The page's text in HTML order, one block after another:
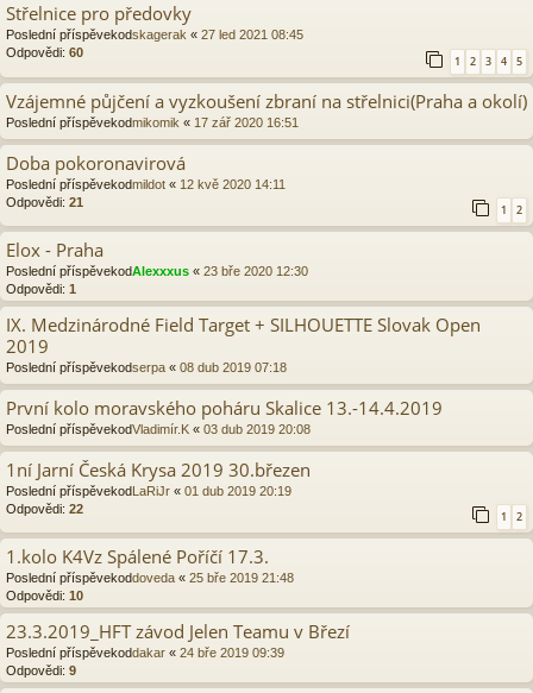
Střelnice pro předovky
Poslední příspěvekodskagerak « 27 led 2021 08:45
Odpovědi: 60
1 2 3 4 5
Vzájemné půjčení a vyzkoušení zbraní na střelnici(Praha a okolí)
Poslední příspěvekodmikomik « 17 zář 2020 16:51
Doba pokoronavirová
Poslední příspěvekodmildot « 12 kvě 2020 14:11
Odpovědi: 21
1 2
Elox - Praha
Poslední příspěvekodAlexxxus « 23 bře 2020 12:30
Odpovědi: 1
IX. Medzinárodné Field Target + SILHOUETTE Slovak Open
2019
Poslední příspěvekodserpa « 08 dub 2019 07:18
První kolo moravského poháru Skalice 13.-14.4.2019
Poslední příspěvekodVladimír.K « 03 dub 2019 20:08
1ní Jarní Česká Krysa 2019 30.březen
Poslední příspěvekodLaRiJr « 01 dub 2019 20:19
Odpovědi: 22
1 2
1.kolo K4Vz Spálené Poříčí 17.3.
Poslední příspěvekoddoveda « 25 bře 2019 21:48
Odpovědi: 10
23.3.2019_HFT závod Jelen Teamu v Březí
Poslední příspěvekoddakar « 24 bře 2019 09:39
Odpovědi: 9